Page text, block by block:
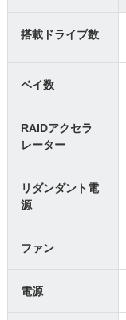
搭載ドライブ数
ベイ数
RAIDアクセラ
レーター
リダンダント電
源
ファン
電源